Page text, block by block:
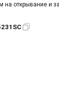
открывание и